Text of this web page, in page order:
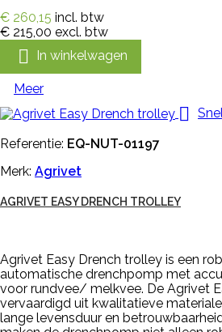
€ 260,15 incl. btw
€ 215,00 excl. btw
 In winkelwagen
Meer

Referentie: EQ-NUT-01197
Merk: Agrivet
AGRIVET EASY DRENCH TROLLEY
Agrivet Easy Drench trolley is een
automatische drenchpomp met
voor rundvee/ melkvee. De Agrivet
vervaardigd uit kwalitatieve
lange levensduur en